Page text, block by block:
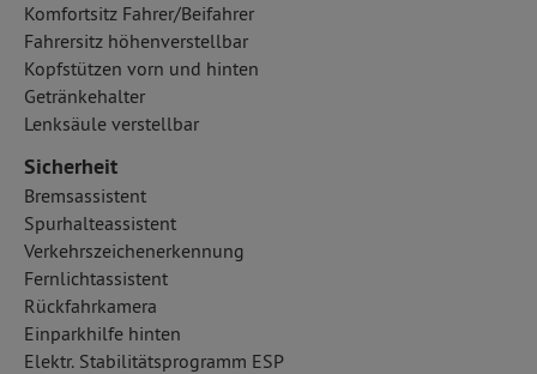
Komfortsitz Fahrer/Beifahrer
Fahrersitz höhenverstellbar
Kopfstützen vorn und hinten
Getränkehalter
Lenksäule verstellbar
Sicherheit
Bremsassistent
Spurhalteassistent
Verkehrszeichenerkennung
Fernlichtassistent
Rückfahrkamera
Einparkhilfe hinten
Elektr. Stabilitätsprogramm ESP